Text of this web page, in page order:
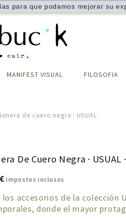
MANIFEST VISUAL FILOSOFIA
de cuero negra · USUAL ·
De Cuero Negra · USUAL ·
Impostos inclosos
los accesorios de la colección
donde el mayor
para que podamos mejorar su